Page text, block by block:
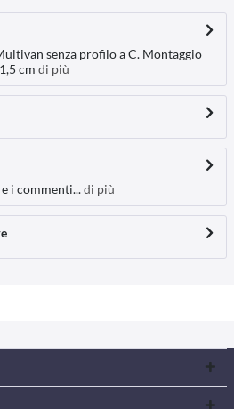
senza profilo a C. Montaggio
cm di più
i commenti...di più